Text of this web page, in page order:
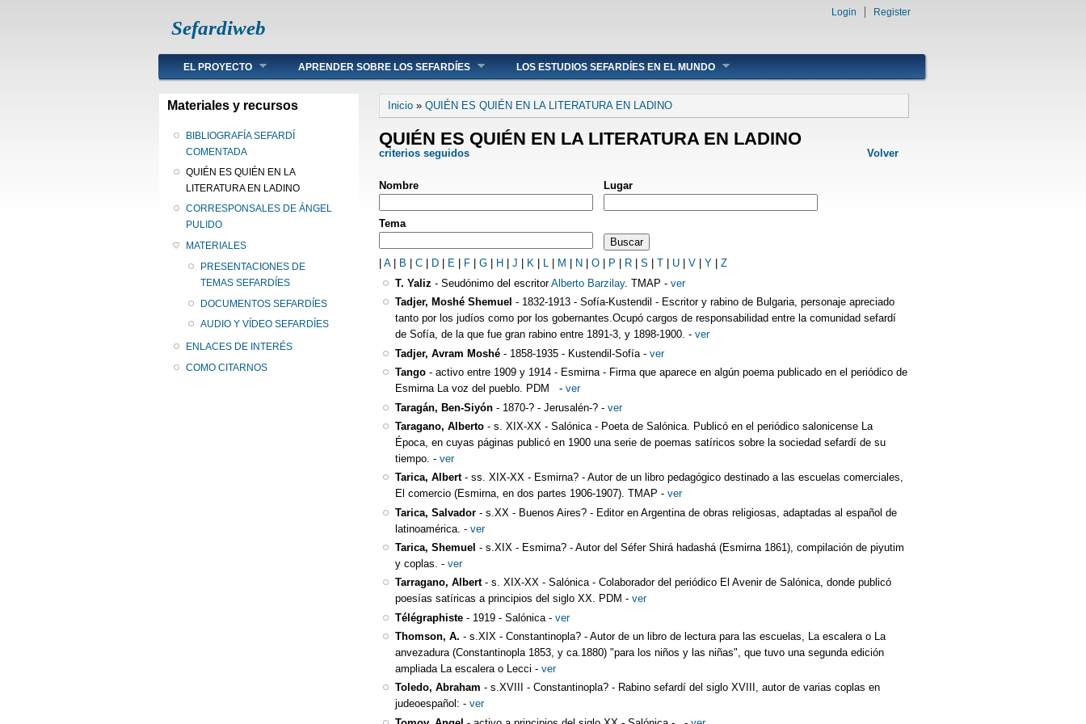
Sefardiweb
Login Register
Main menu
EL PROYECTO APRENDER SOBRE LOS SEFARDÍES LOS ESTUDIOS SEFARDÍES EN EL MUNDO
Materiales y recursos
BIBLIOGRAFÍA SEFARDÍ
COMENTADA
QUIÉN ES QUIÉN EN LA
LITERATURA EN LADINO
CORRESPONSALES DE ÁNGEL
PULIDO
MATERIALES
PRESENTACIONES DE
TEMAS SEFARDÍES
DOCUMENTOS SEFARDÍES
AUDIO Y VÍDEO SEFARDÍES
ENLACES DE INTERÉS
COMO CITARNOS
Se encuentra usted aquí
Inicio » QUIÉN ES QUIÉN EN LA LITERATURA EN LADINO
QUIÉN ES QUIÉN EN LA LITERATURA EN LADINO
criterios seguidos Volver
Nombre Lugar
Tema
A B C D E F G H J K L M N O P R S T U V Y
Z
T. Yaliz -Seudónimo del escritorAlberto Barzilay. TMAP-ver
Tadjer, Moshé Shemuel - 1832-1913 -Sofía-Kustendil - Escritor y rabino de Bulgaria, personaje apreciado
tanto por los judíos como por los gobernantes.Ocupó cargos de responsabilidad entre la comunidad sefardí
de Sofía, de la que fue gran rabino entre 1891-3, y 1898-1900. -ver
Tadjer, Avram Moshé - 1858-1935 - Kustendil-Sofía -ver
Tango -activo entre 1909 y 1914 - Esmirna - Firma que aparece en algún poema publicado en el periódico de
Esmirna La voz del pueblo. PDM-ver
Taragán, Ben-Siyón - 1870-? -Jerusalén-? -ver
Taragano, Alberto -s. XIX-XX -Salónica - Poeta de Salónica. Publicó en el periódico salonicense La
Época, en cuyas páginas publicó en 1900 una serie de poemas satíricos sobre la sociedad sefardí de su
tiempo. -ver
Tarica, Albert -ss. XIX-XX - Esmirna? -Autor de un libro pedagógico destinado a las escuelas comerciales,
El comercio (Esmirna, en dos partes 1906-1907). TMAP-ver
Tarica, Salvador -s.XX - Buenos Aires? - Editor en Argentina de obras religiosas, adaptadas al español de
latinoamérica. -ver
Tarica, Shemuel -s.XIX - Esmirna? -Autor del Séfer Shirá hadashá (Esmirna 1861), compilación de piyutim
y coplas. -ver
Tarragano, Albert -s. XIX-XX -Salónica -Colaborador del periódico El Avenir de Salónica, donde publicó
poesías satíricas a principios del siglo XX. PDM-ver
Télégraphiste - 1919 -Salónica -ver
Thomson, A. -s.XIX -Constantinopla? -Autor de un libro de lectura para las escuelas, La escalera o La
anvezadura (Constantinopla 1853, y ca.1880) "para los niños y las niñas", que tuvo una segunda edición
ampliada La escalera o Lecci -ver
Toledo, Abraham -s.XVIII -Constantinopla? - Rabino sefardí del siglo XVIII, autor de varias coplas en
judeoespañol: -ver